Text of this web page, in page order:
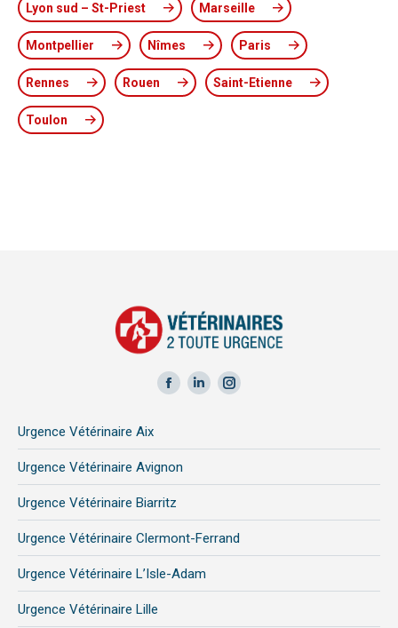
Lyon sud – St-Priest Marseille
Montpellier Nîmes Paris
Rennes Rouen Saint-Etienne
Toulon
Facebook
in
new
window
LinkedIn
new
Instagram
new
Urgence Vétérinaire Aix
Urgence Vétérinaire Avignon
Urgence Vétérinaire Biarritz
Urgence Vétérinaire Clermont-Ferrand
Urgence Vétérinaire L’Isle-Adam
Urgence Vétérinaire Lille